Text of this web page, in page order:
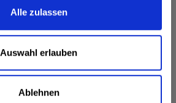
Alle zulassen
Auswahl erlauben
Ablehnen